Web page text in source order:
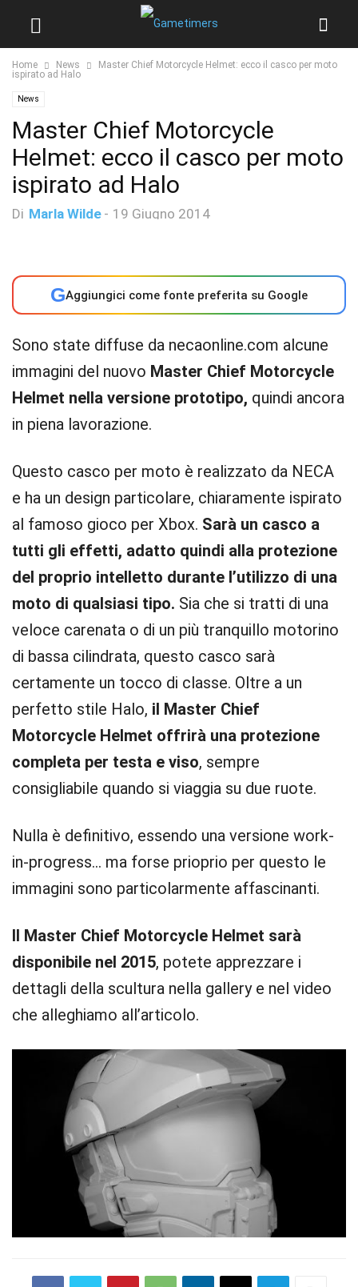
Home News
Master Chief Motorcycle Helmet: ecco il casco per moto
ispirato ad Halo
News
Master Chief Motorcycle
Helmet: ecco il casco per moto
ispirato ad Halo
Di Marla Wilde - 19 Giugno 2014
GAggiungici come fonte preferita su Google
Sono state diffuse da necaonline.com alcune
immagini del nuovo Master Chief Motorcycle
Helmet nella versione prototipo, quindi ancora
in piena lavorazione.
Questo casco per moto è realizzato da NECA
e ha un design particolare, chiaramente ispirato
al famoso gioco per Xbox. Sarà un casco a
tutti gli effetti, adatto quindi alla protezione
del proprio intelletto durante l’utilizzo di una
moto di qualsiasi tipo. Sia che si tratti di una
veloce carenata o di un più tranquillo motorino
di bassa cilindrata, questo casco sarà
certamente un tocco di classe. Oltre a un
perfetto stile Halo, il Master Chief
Motorcycle Helmet offrirà una protezione
completa per testa e viso, sempre
consigliabile quando si viaggia su due ruote.
Nulla è definitivo, essendo una versione work-
in-progress… ma forse prioprio per questo le
immagini sono particolarmente affascinanti.
Il Master Chief Motorcycle Helmet sarà
disponibile nel 2015, potete apprezzare i
dettagli della scultura nella gallery e nel video
che alleghiamo all’articolo.